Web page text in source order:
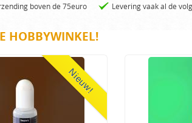
boven de 75euro Levering vaak al de
HOBBYWINKEL!
Nieuw!